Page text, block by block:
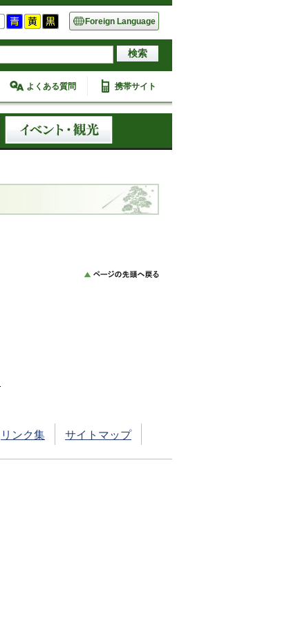
Foreign Language
よくある質問 携帯サイト
リンク集 サイトマップ